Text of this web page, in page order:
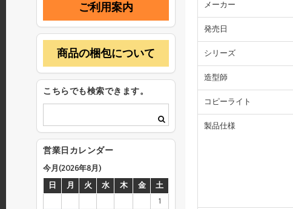
メーカー
発売日
シリーズ
造型師
コピーライト
製品仕様
ご利用案内
商品の梱包について
こちらでも検索できます。
営業日カレンダー
今月(2026年8月)
日
月 火 水 木 金
土
1